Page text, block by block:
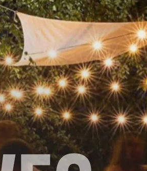
tot 15 minuten.
deeg nog een vijftiental minuten
5 min. in kokend, gezouten
en de tofu tot een gladde
glazig in de margarine, meng
de tofucrème onder de
ze over de quiche.